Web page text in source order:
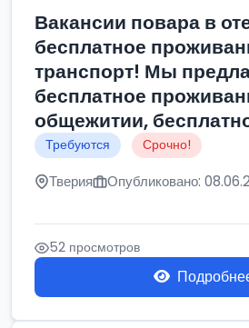
Вакансии повара в
бесплатное
транспорт! Мы
бесплатное
общежитии,
Требуются Срочно!
Тверия Опубликовано:
52 просмотров